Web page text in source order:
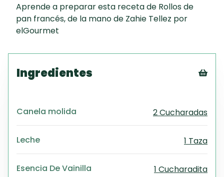
Aprende a preparar esta receta de Rollos de
pan francés, de la mano de Zahie Tellez por
elGourmet
Zahie Tellez
Ingredientes
Canela molida 2 Cucharadas
Leche 1 Taza
Esencia De Vainilla 1 Cucharadita